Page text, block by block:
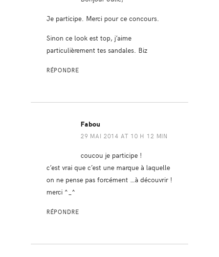
Je participe. Merci pour ce concours.
Sinon ce look est top, j’aime
particulièrement tes sandales. Biz
RÉPONDRE
Fabou
29 MAI 2014 AT 10 H 12 MIN
coucou je participe !
c’est vrai que c’est une marque à laquelle
on ne pense pas forcément …à découvrir !
merci ^_^
RÉPONDRE